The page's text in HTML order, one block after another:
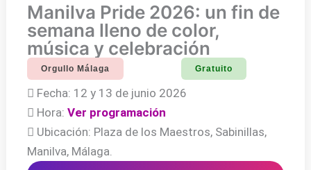
Manilva Pride 2026: un fin de
semana lleno de color,
música y celebración
Orgullo Málaga Gratuito
Fecha: 12 y 13 de junio 2026
Hora:Ver programación
Ubicación: Plaza de los Maestros, Sabinillas,
Manilva, Málaga.